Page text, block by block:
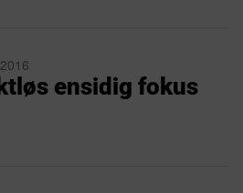
ensidig fokus